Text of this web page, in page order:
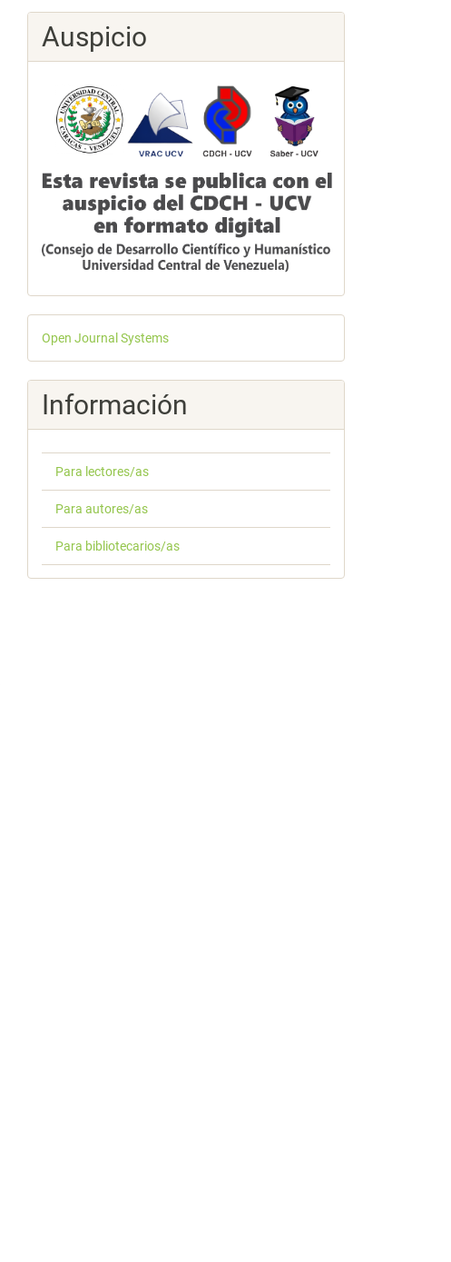
Auspicio
Desarrollado
por
Open Journal Systems
Información
Para lectores/as
Para autores/as
Para bibliotecarios/as